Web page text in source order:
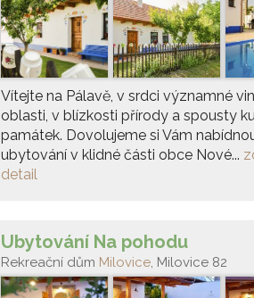
Vítejte na Pálavě, v srdci významné
oblasti, v blízkosti přírody a spousty
památek. Dovolujeme si Vám
ubytování v klidné části obce Nové...
detail
Ubytování Na pohodu
Rekreační dům Milovice, Milovice 82